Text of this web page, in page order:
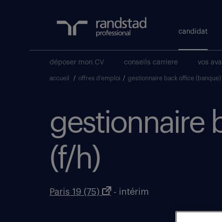
candidat
déposer mon CV conseils carriere vos
accueil / offres d'emploi / gestionnaire back office (banque)
gestionnaire
(f/h)
Paris 19 (75) - intérim